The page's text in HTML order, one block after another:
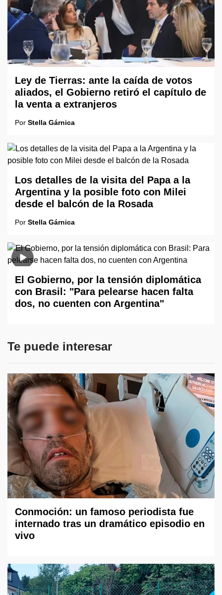
Ley de Tierras: ante la caída de votos
aliados, el Gobierno retiró el capítulo de
la venta a extranjeros
Por Stella Gárnica
Los detalles de la visita del Papa a la
Argentina y la posible foto con Milei
desde el balcón de la Rosada
Por Stella Gárnica
El Gobierno, por la tensión diplomática
con Brasil: "Para pelearse hacen falta
dos, no cuenten con Argentina"
Te puede interesar
Conmoción: un famoso periodista fue
internado tras un dramático episodio en
vivo